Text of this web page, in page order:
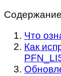
Содержание
Что
Как